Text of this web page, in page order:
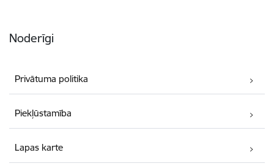
Noderīgi
Privātuma politika
Piekļūstamība
Lapas karte